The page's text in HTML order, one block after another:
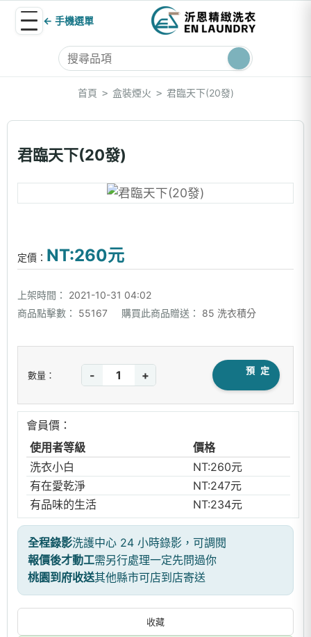
← 手機選單
首頁 > 盒裝煙火 > 君臨天下(20發)
君臨天下(20發)
定價： NT:260元
上架時間：
2021-10-31 04:02
商品點擊數：
55167 購買此商品贈送： 85 洗衣積分
數量： - + 預 定
會員價：
使用者等級
價格
洗衣小白
NT:260元
有在愛乾淨
NT:247元
有品味的生活
NT:234元
全程錄影洗護中心 24 小時錄影，可調閱
報價後才動工需另行處理一定先問過你
桃園到府收送其他縣市可店到店寄送
收藏